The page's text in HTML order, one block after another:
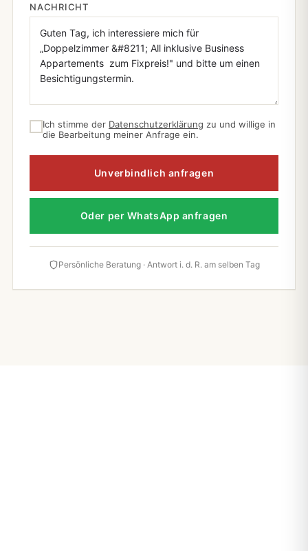
NACHRICHT
Ich stimme der Datenschutzerklärung zu und willige in
die Bearbeitung meiner Anfrage ein.
Unverbindlich anfragen
Oder per WhatsApp anfragen
Persönliche Beratung · Antwort i. d. R. am selben Tag